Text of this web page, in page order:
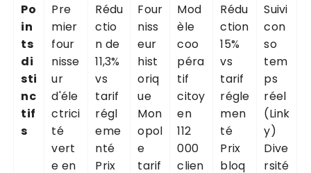
Po
in
ts
di
sti
nc
tif
s
Pre
mier
four
nisse
ur
d'éle
ctrici
té
vert
e en
Rédu
ctio
n de
11,3%
vs
tarif
régl
eme
nté
Prix
Four
niss
eur
hist
oriq
ue
Mon
opol
e
tarif
Mod
èle
coo
péra
tif
citoy
en
112
000
clien
Rédu
ction
15%
vs
tarif
régle
men
té
Prix
bloq
Suivi
con
so
tem
ps
réel
(Link
y)
Dive
rsité